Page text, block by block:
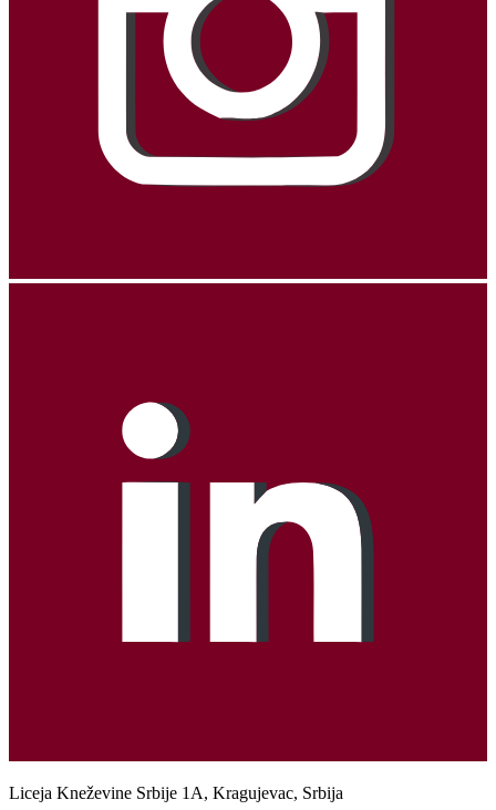
Liceja Kneževine Srbije 1A, Kragujevac, Srbija